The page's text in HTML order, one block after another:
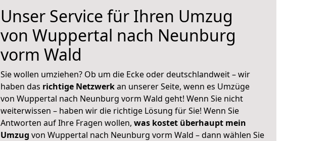
Unser Service für Ihren Umzug
von Wuppertal nach Neunburg
vorm Wald
Sie wollen umziehen? Ob um die Ecke oder deutschlandweit – wir
haben das richtige Netzwerkan unserer Seite, wenn es Umzüge
von Wuppertal nach Neunburg vorm Wald geht! Wenn Sie nicht
weiterwissen – haben wir die richtige Lösung für Sie! Wenn Sie
Antworten auf Ihre Fragen wollen, was kostet überhaupt mein
Umzug von Wuppertal nach Neunburg vorm Wald – dann wählen Sie